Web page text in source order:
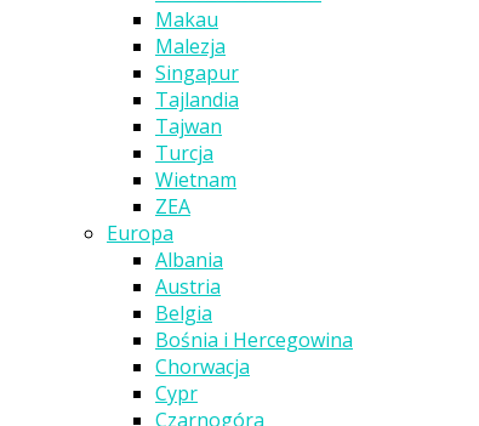
Makau
Malezja
Singapur
Tajlandia
Tajwan
Turcja
Wietnam
ZEA
Europa
Albania
Austria
Belgia
Bośnia i Hercegowina
Chorwacja
Cypr
Czarnogóra